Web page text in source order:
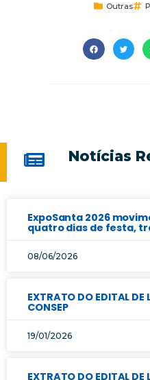
Outras
Notícias
ExpoSanta 2026
quatro dias de festa,
08/06/2026
EXTRATO DO EDITAL
CONSEP
19/01/2026
EXTRATO DO EDITAL